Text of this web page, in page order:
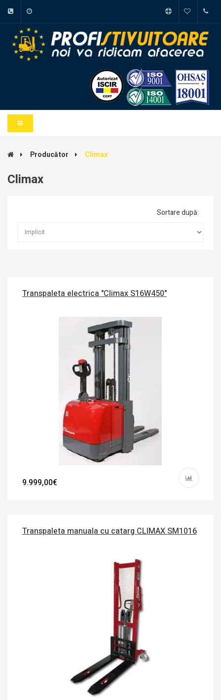
Producător Climax
Climax
Sortare după:
Transpaleta electrica "Climax S16W450"
9.999,00€
Transpaleta manuala cu catarg CLIMAX SM1016